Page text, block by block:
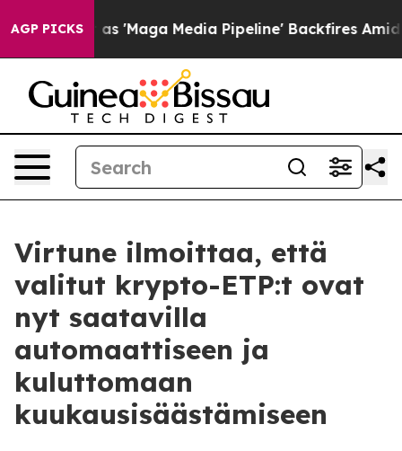
AGP PICKS
Quiet as 'Maga Media Pipeline' Backfires Amid
Virtune ilmoittaa, että
valitut krypto-ETP:t ovat
nyt saatavilla
automaattiseen ja
kuluttomaan
kuukausisäästämiseen